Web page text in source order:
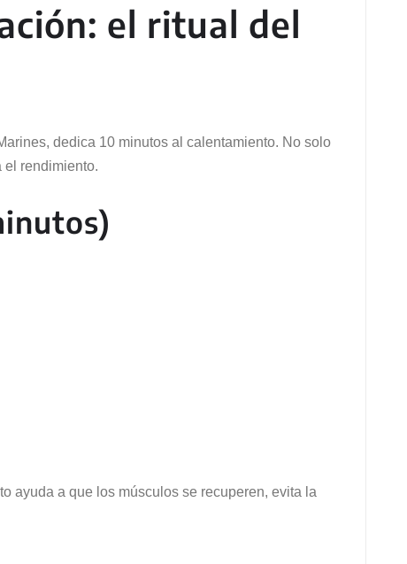
el ritual del
dedica 10 minutos al calentamiento. No solo
el rendimiento.
ayuda a que los músculos se recuperen, evita la